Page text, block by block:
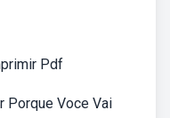
Pdf
Porque Voce Vai